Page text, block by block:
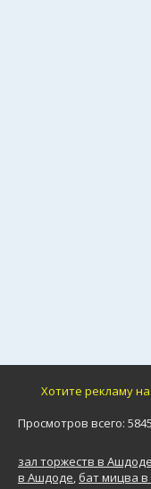
Хотите рекламу
Просмотров всего: 5845
зал торжеств в Ашдоде
в Ашдоде, бат мицва